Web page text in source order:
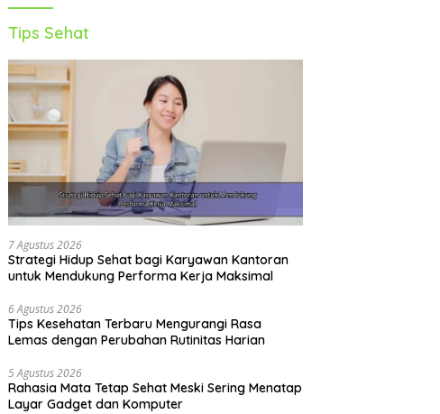
Tips Sehat
7 Agustus 2026
Strategi Hidup Sehat bagi Karyawan Kantoran
untuk Mendukung Performa Kerja Maksimal
6 Agustus 2026
Tips Kesehatan Terbaru Mengurangi Rasa
Lemas dengan Perubahan Rutinitas Harian
5 Agustus 2026
Rahasia Mata Tetap Sehat Meski Sering Menatap
Layar Gadget dan Komputer